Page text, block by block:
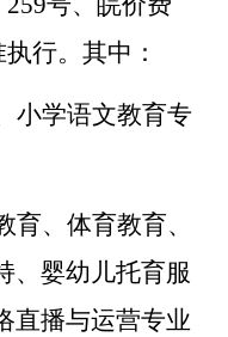
行。其中：
小学语文教育专
、体育教育、
、婴幼儿托育服
直播与运营专业